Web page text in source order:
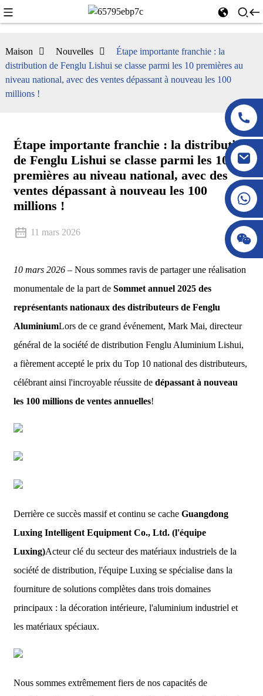
Maison Nouvelles
Étape importante franchie : la
distribution de Fenglu Lishui se classe parmi les 10 premières au
niveau national, avec des ventes dépassant à nouveau les 100
millions !
Étape importante franchie : la distribution
de Fenglu Lishui se classe parmi les 10
premières au niveau national, avec des
ventes dépassant à nouveau les 100
millions !
11 mars 2026
10 mars 2026– Nous sommes ravis de partager une réalisation
monumentale de la part de Sommet annuel 2025 des
représentants nationaux des distributeurs de Fenglu
AluminiumLors de ce grand événement, Mark Mai, directeur
général de la société de distribution Fenglu Aluminium Lishui,
a fièrement accepté le prix du Top 10 national des distributeurs,
célébrant ainsi l'incroyable réussite de dépassant à nouveau
les 100 millions de ventes annuelles!
Derrière ce succès massif et continu se cache Guangdong
Luxing Intelligent Equipment Co., Ltd. (l'équipe
Luxing)Acteur clé du secteur des matériaux industriels de la
société de distribution, l'équipe Luxing se spécialise dans la
fourniture de solutions complètes dans trois domaines
principaux : la décoration intérieure, l'aluminium industriel et
les matériaux spéciaux.
Nous sommes extrêmement fiers de nos capacités de